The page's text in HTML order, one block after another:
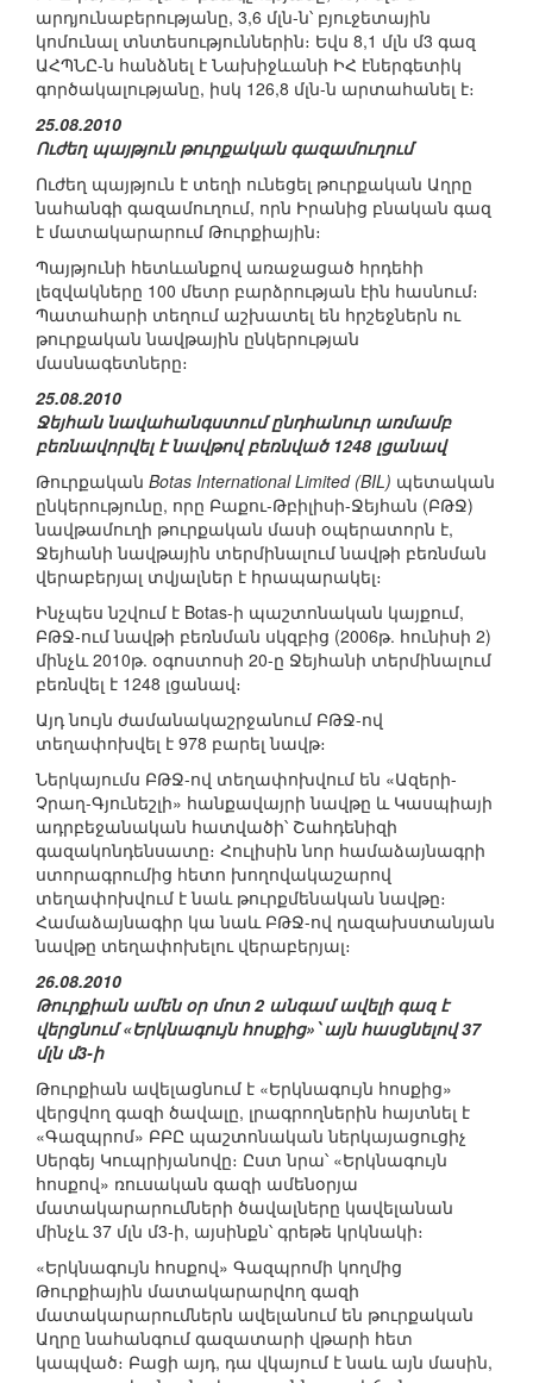
արդյունաբերությանը, 3,6 մլն-ն՝ բյուջետային
կոմունալ տնտեսություններին։ Եվս 8,1 մլն մ3 գազ
ԱՀՊՆԸ-ն հանձնել է Նախիջևանի ԻՀ էներգետիկ
գործակալությանը, իսկ 126,8 մլն-ն արտահանել է։
25.08.2010
Ուժեղ պայթյուն թուրքական գազամուղում
Ուժեղ պայթյուն է տեղի ունեցել թուրքական Աղրը
նահանգի գազամուղում, որն Իրանից բնական գազ
է մատակարարում Թուրքիային։
Պայթյունի հետևանքով առաջացած հրդեհի
լեզվակները 100 մետր բարձրության էին հասնում։
Պատահարի տեղում աշխատել են հրշեջներն ու
թուրքական նավթային ընկերության
մասնագետները։
25.08.2010
Ջեյհան նավահանգստում ընդհանուր առմամբ
բեռնավորվել է նավթով բեռնված 1248 լցանավ
Թուրքական Botas International Limited (BIL) պետական
ընկերությունը, որը Բաքու-Թբիլիսի-Ջեյհան (ԲԹՋ)
նավթամուղի թուրքական մասի օպերատորն է,
Ջեյհանի նավթային տերմինալում նավթի բեռնման
վերաբերյալ տվյալներ է հրապարակել։
Ինչպես նշվում է Botas-ի պաշտոնական կայքում,
ԲԹՋ-ում նավթի բեռնման սկզբից (2006թ. հունիսի 2)
մինչև 2010թ. օգոստոսի 20-ը Ջեյհանի տերմինալում
բեռնվել է 1248 լցանավ։
Այդ նույն ժամանակաշրջանում ԲԹՋ-ով
տեղափոխվել է 978 բարել նավթ։
Ներկայումս ԲԹՋ-ով տեղափոխվում են «Ազերի-
Չրաղ-Գյունեշլի» հանքավայրի նավթը և Կասպիայի
ադրբեջանական հատվածի՝ Շահդենիզի
գազակոնդենսատը։ Հուլիսին նոր համաձայնագրի
ստորագրումից հետո խողովակաշարով
տեղափոխվում է նաև թուրքմենական նավթը։
Համաձայնագիր կա նաև ԲԹՋ-ով ղազախստանյան
նավթը տեղափոխելու վերաբերյալ։
26.08.2010
Թուրքիան ամեն օր մոտ 2 անգամ ավելի գազ է
վերցնում «Երկնագույն հոսքից»՝ այն հասցնելով 37
մլն մ3-ի
Թուրքիան ավելացնում է «Երկնագույն հոսքից»
վերցվող գազի ծավալը, լրագրողներին հայտնել է
«Գազպրոմ» ԲԲԸ պաշտոնական ներկայացուցիչ
Սերգեյ Կուպրիյանովը։ Ըստ նրա՝ «Երկնագույն
հոսքով» ռուսական գազի ամենօրյա
մատակարարումների ծավալները կավելանան
մինչև 37 մլն մ3-ի, այսինքն՝ գրեթե կրկնակի։
«Երկնագույն հոսքով» Գազպրոմի կողմից
Թուրքիային մատակարարվող գազի
մատակարարումներն ավելանում են թուրքական
Աղրը նահանգում գազատարի վթարի հետ
կապված։ Բացի այդ, դա վկայում է նաև այն մասին,